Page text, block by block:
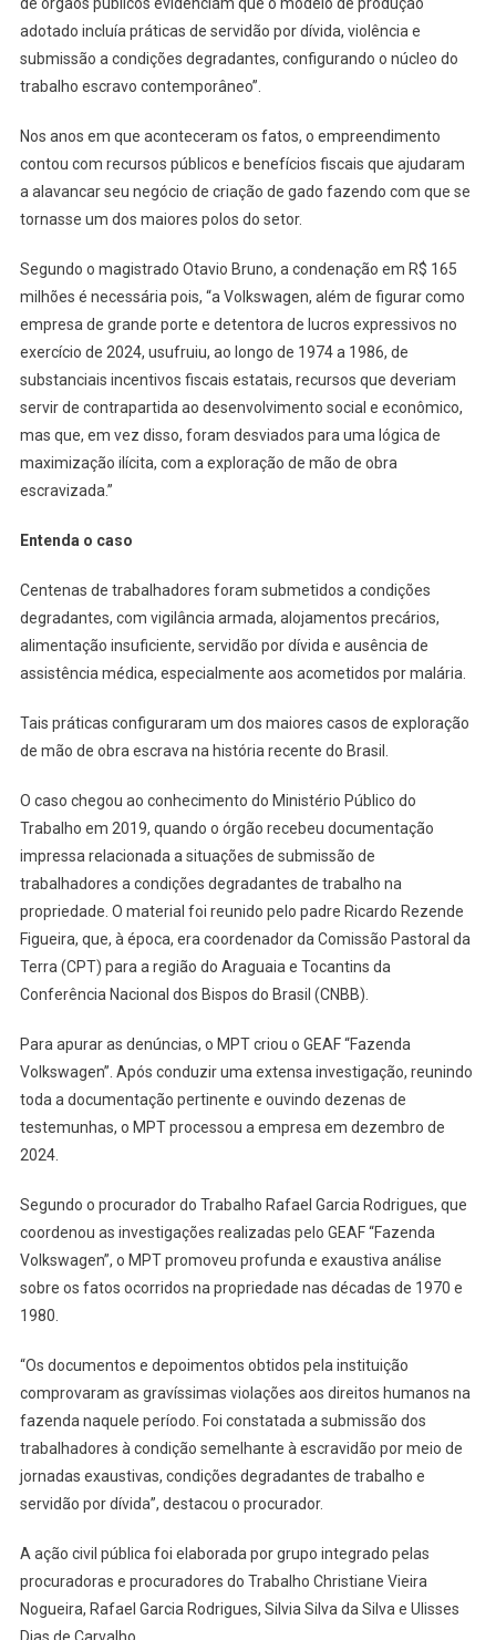
de órgãos públicos evidenciam que o modelo de produção
adotado incluía práticas de servidão por dívida, violência e
submissão a condições degradantes, configurando o núcleo do
trabalho escravo contemporâneo”.
Nos anos em que aconteceram os fatos, o empreendimento
contou com recursos públicos e benefícios fiscais que ajudaram
a alavancar seu negócio de criação de gado fazendo com que se
tornasse um dos maiores polos do setor.
Segundo o magistrado Otavio Bruno, a condenação em R$ 165
milhões é necessária pois, “a Volkswagen, além de figurar como
empresa de grande porte e detentora de lucros expressivos no
exercício de 2024, usufruiu, ao longo de 1974 a 1986, de
substanciais incentivos fiscais estatais, recursos que deveriam
servir de contrapartida ao desenvolvimento social e econômico,
mas que, em vez disso, foram desviados para uma lógica de
maximização ilícita, com a exploração de mão de obra
escravizada.”
Entenda o caso
Centenas de trabalhadores foram submetidos a condições
degradantes, com vigilância armada, alojamentos precários,
alimentação insuficiente, servidão por dívida e ausência de
assistência médica, especialmente aos acometidos por malária.
Tais práticas configuraram um dos maiores casos de exploração
de mão de obra escrava na história recente do Brasil.
O caso chegou ao conhecimento do Ministério Público do
Trabalho em 2019, quando o órgão recebeu documentação
impressa relacionada a situações de submissão de
trabalhadores a condições degradantes de trabalho na
propriedade. O material foi reunido pelo padre Ricardo Rezende
Figueira, que, à época, era coordenador da Comissão Pastoral da
Terra (CPT) para a região do Araguaia e Tocantins da
Conferência Nacional dos Bispos do Brasil (CNBB).
Para apurar as denúncias, o MPT criou o GEAF “Fazenda
Volkswagen”. Após conduzir uma extensa investigação, reunindo
toda a documentação pertinente e ouvindo dezenas de
testemunhas, o MPT processou a empresa em dezembro de
2024.
Segundo o procurador do Trabalho Rafael Garcia Rodrigues, que
coordenou as investigações realizadas pelo GEAF “Fazenda
Volkswagen”, o MPT promoveu profunda e exaustiva análise
sobre os fatos ocorridos na propriedade nas décadas de 1970 e
1980.
“Os documentos e depoimentos obtidos pela instituição
comprovaram as gravíssimas violações aos direitos humanos na
fazenda naquele período. Foi constatada a submissão dos
trabalhadores à condição semelhante à escravidão por meio de
jornadas exaustivas, condições degradantes de trabalho e
servidão por dívida”, destacou o procurador.
A ação civil pública foi elaborada por grupo integrado pelas
procuradoras e procuradores do Trabalho Christiane Vieira
Nogueira, Rafael Garcia Rodrigues, Silvia Silva da Silva e Ulisses